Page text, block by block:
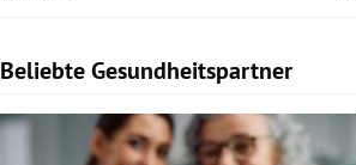
Beliebte Gesundheitspartner
Slide 1 von 1